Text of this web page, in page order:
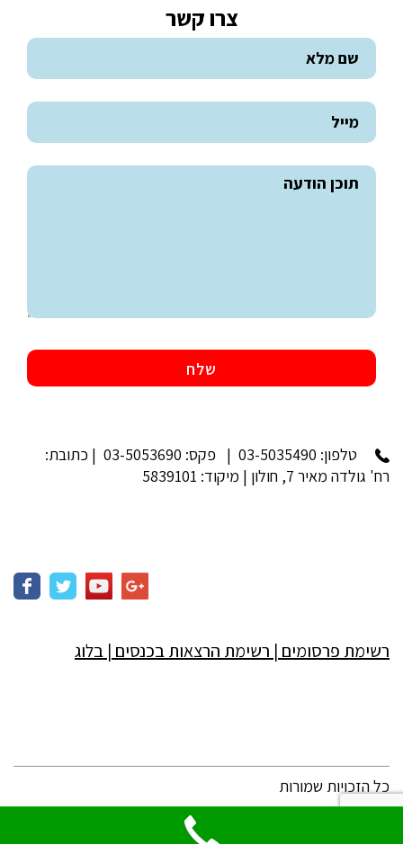
צרו קשר
טלפון: 03-5035490
| פקס: 03-5053690 | כתובת:
רח' גולדה מאיר 7, חולון | מיקוד: 5839101
רשימת פרסומים | רשימת הרצאות בכנסים | בלוג
כל הזכויות שמורות